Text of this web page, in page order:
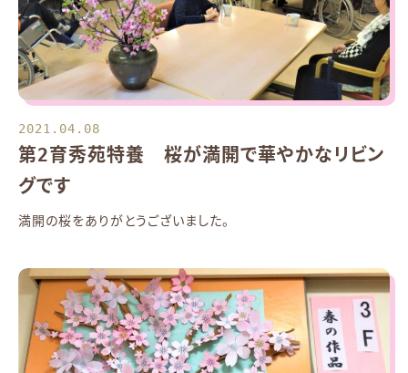
2021.04.08
第2育秀苑特養 桜が満開で華やかなリビン
グです
満開の桜をありがとうございました。